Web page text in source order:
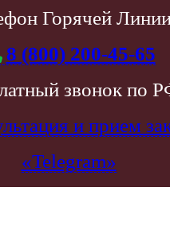
Горячей
8 (800) 200-45-65
звонок по
и прием
«Telegram»